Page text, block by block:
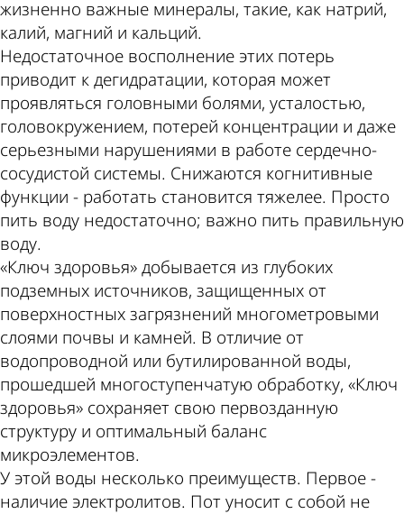
жизненно важные минералы, такие, как натрий,
калий, магний и кальций.
Недостаточное восполнение этих потерь
приводит к дегидратации, которая может
проявляться головными болями, усталостью,
головокружением, потерей концентрации и даже
серьезными нарушениями в работе сердечно-
сосудистой системы. Снижаются когнитивные
функции - работать становится тяжелее. Просто
пить воду недостаточно; важно пить правильную
воду.
«Ключ здоровья» добывается из глубоких
подземных источников, защищенных от
поверхностных загрязнений многометровыми
слоями почвы и камней. В отличие от
водопроводной или бутилированной воды,
прошедшей многоступенчатую обработку, «Ключ
здоровья» сохраняет свою первозданную
структуру и оптимальный баланс
микроэлементов.
У этой воды несколько преимуществ. Первое -
наличие электролитов. Пот уносит с собой не